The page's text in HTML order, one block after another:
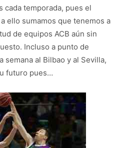
cada temporada, pues el
ello sumamos que tenemos a
de equipos ACB aún sin
Incluso a punto de
semana al Bilbao y al Sevilla,
futuro pues…